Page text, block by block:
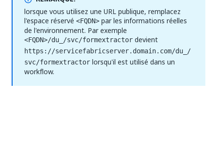
lorsque vous utilisez une URL publique, remplacez
l'espace réservé <FQDN> par les informations réelles
de l'environnement. Par exemple
<FQDN>/du_/svc/formextractor devient
https://servicefabricserver.domain.com/du_/
svc/formextractor lorsqu'il est utilisé dans un
workflow.